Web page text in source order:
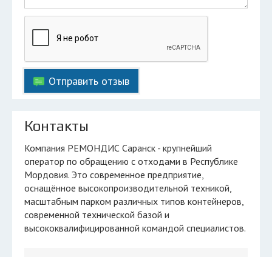
Отправить отзыв
Контакты
Компания РЕМОНДИС Саранск - крупнейший
оператор по обращению с отходами в Республике
Мордовия. Это современное предприятие,
оснащённое высокопроизводительной техникой,
масштабным парком различных типов контейнеров,
современной технической базой и
высококвалифицированной командой специалистов.